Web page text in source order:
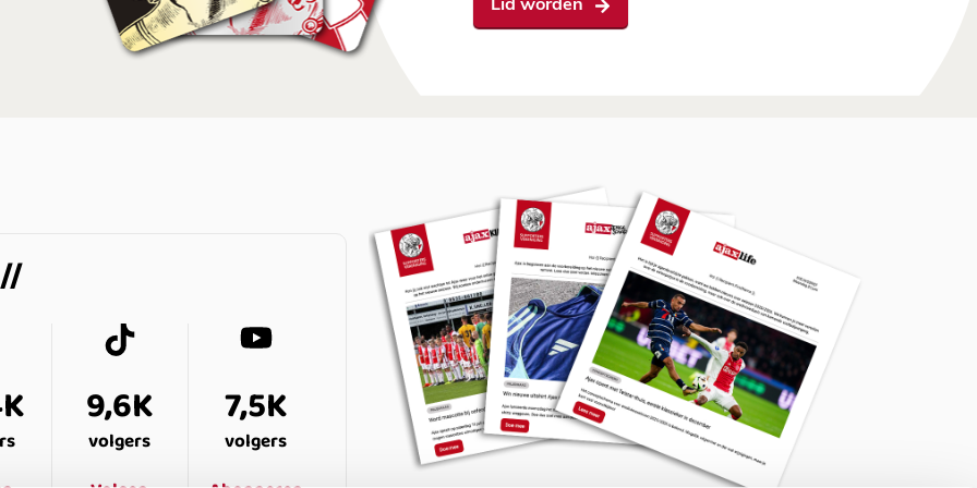
Lid worden
9,6K
volgers
7,5K
volgers